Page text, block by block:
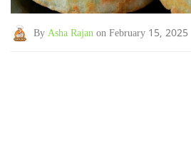
By Asha Rajan on February 15, 2025